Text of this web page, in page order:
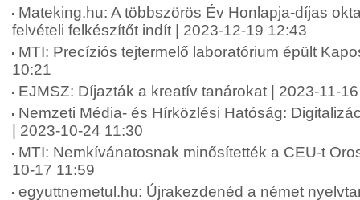
Mateking.hu: A többszörös Év Honlapja-díjas
felvételi felkészítőt indít | 2023-12-19 12:43
MTI: Precíziós tejtermelő laboratórium épült
10:21
EJMSZ: Díjazták a kreatív tanárokat | 2023-11-
Nemzeti Média- és Hírközlési Hatóság:
| 2023-10-24 11:30
MTI: Nemkívánatosnak minősítették a CEU-t
10-17 11:59
egyuttnemetul.hu: Újrakezdenéd a német